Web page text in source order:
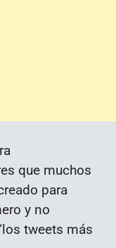
que muchos
para
y no
tweets más